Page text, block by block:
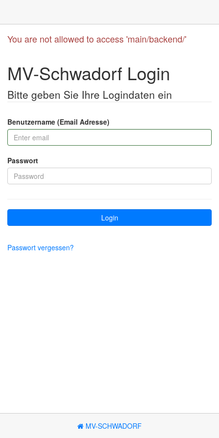
MV-SCHWADORF
You are not allowed to access 'main/backend/'
MV-Schwadorf Login
Bitte geben Sie Ihre Logindaten ein
Benutzername (Email Adresse)
Passwort
Login
Passwort vergessen?